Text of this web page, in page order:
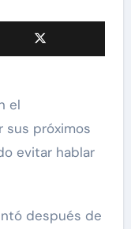
el
sus próximos
evitar hablar
después de